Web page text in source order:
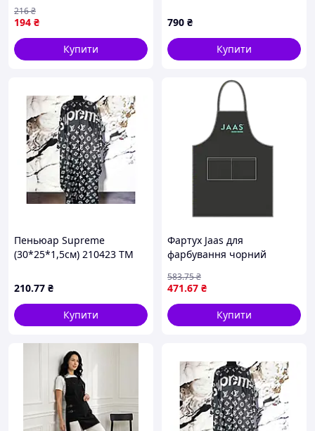
21237 ТМEСТЕТ
194 ₴
216₴
Купити
790 ₴
Купити
Пеньюар Supreme
(30*25*1,5см) 210423 ТМ
210.77 ₴
Купити
Фартух Jaas для
фарбування чорний
471.67 ₴
583.75₴
Купити